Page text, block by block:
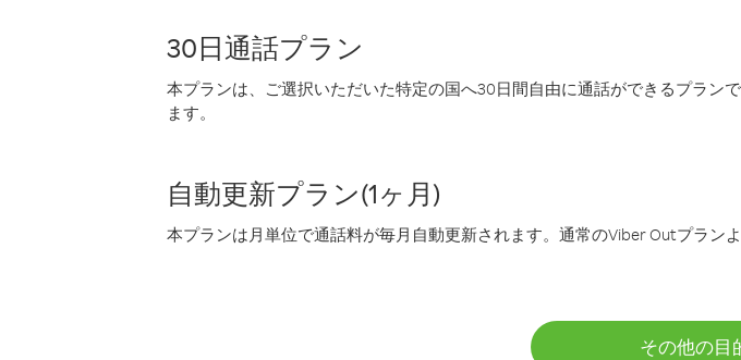
30日通話プラン
本プランは、ご選択いただいた特定の国へ30日間自由に通話ができるプラン
ます。
自動更新プラン(1ヶ月)
本プランは月単位で通話料が毎月自動更新されます。通常のViber Outプラン
その他の目